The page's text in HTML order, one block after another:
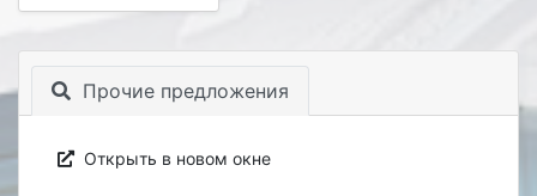
Прочие предложения
Открыть в новом окне